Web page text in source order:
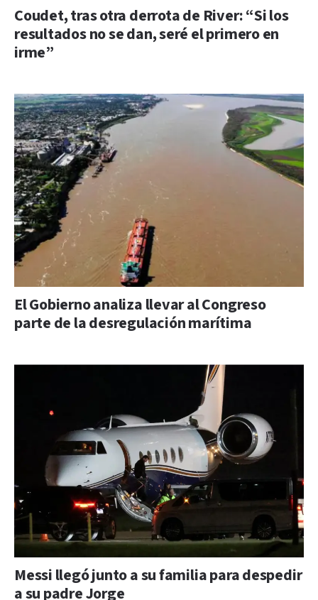
Coudet, tras otra derrota de River: “Si los
resultados no se dan, seré el primero en
irme”
El Gobierno analiza llevar al Congreso
parte de la desregulación marítima
Messi llegó junto a su familia para despedir
a su padre Jorge